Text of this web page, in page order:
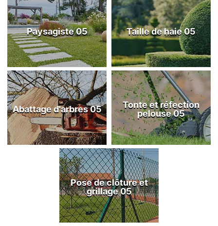
Paysagiste 05 Taille de haie 05
Abattage d'arbres 05
Tonte et réfection
pelouse 05
Pose de clôture et
grillage 05